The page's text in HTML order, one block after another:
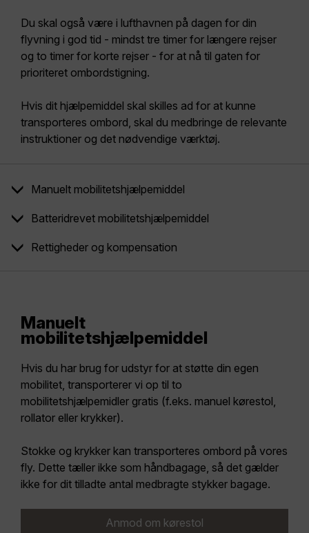
Du skal også være i lufthavnen på dagen for din
flyvning i god tid - mindst tre timer for længere rejser
og to timer for korte rejser - for at nå til gaten for
prioriteret ombordstigning.
Hvis dit hjælpemiddel skal skilles ad for at kunne
transporteres ombord, skal du medbringe de relevante
instruktioner og det nødvendige værktøj.
Manuelt mobilitetshjælpemiddel
Batteridrevet mobilitetshjælpemiddel
Rettigheder og kompensation
Manuelt
mobilitetshjælpemiddel
Hvis du har brug for udstyr for at støtte din egen
mobilitet, transporterer vi op til to
mobilitetshjælpemidler gratis (f.eks. manuel kørestol,
rollator eller krykker).
Stokke og krykker kan transporteres ombord på vores
fly. Dette tæller ikke som håndbagage, så det gælder
ikke for dit tilladte antal medbragte stykker bagage.
Anmod om kørestol